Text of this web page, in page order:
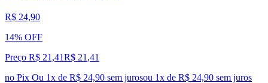
R$ 24,90
14% OFF
Preço R$ 21,41R$ 21 ,41
no Pix Ou 1x de R$ 24,90 sem jurosou 1x de R$ 24,90 sem juros